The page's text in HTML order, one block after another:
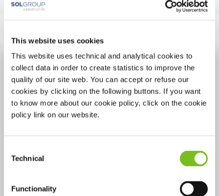
This website uses cookies
This website uses technical and analytical cookies to
collect data in order to create statistics to improve the
quality of our site web. You can accept or refuse our
cookies by clicking on the following buttons. If you want
to know more about our cookie policy, click on the cookie
policy link on our website.
Selection
Technical
Functionality